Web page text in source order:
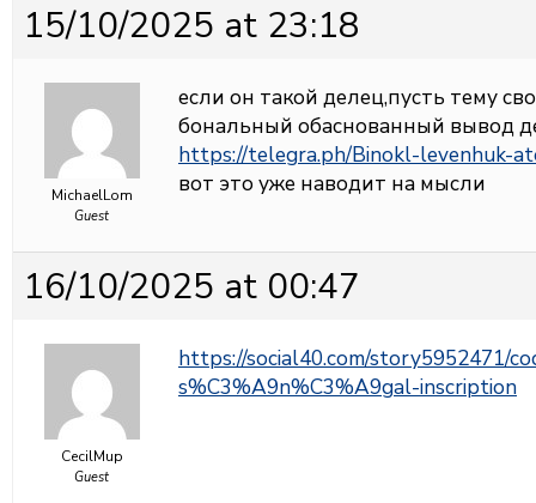
15/10/2025 at 23:18
MichaelLom
Guest
если он такой делец,пусть тему
бональный обаснованный вывод
https://telegra.ph/Binokl-levenhuk-
вот это уже наводит на мысли
16/10/2025 at 00:47
CecilMup
Guest
https://social40.com/story5952471/
s%C3%A9n%C3%A9gal-inscription